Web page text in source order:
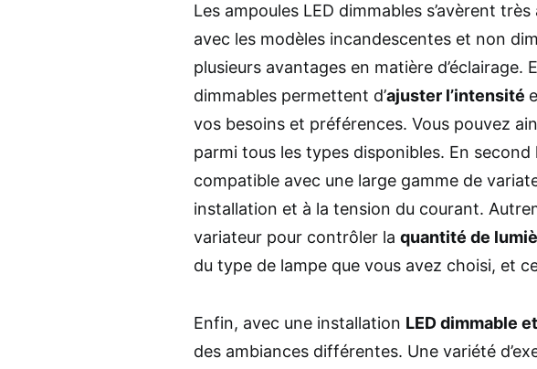
Les ampoules LED dimmables s’avèrent
avec les modèles incandescentes et non
plusieurs avantages en matière d’éclairage.
dimmables permettent d’ajuster l’intensité
vos besoins et préférences. Vous pouvez
parmi tous les types disponibles. En second
compatible avec une large gamme de
installation et à la tension du courant.
variateur pour contrôler la quantité de
du type de lampe que vous avez choisi, et
Enfin, avec une installation LED dimmable
des ambiances différentes. Une variété